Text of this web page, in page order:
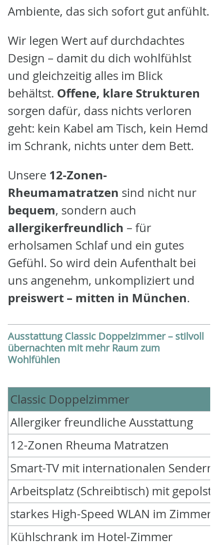
Ambiente, das sich sofort gut anfühlt.
Wir legen Wert auf durchdachtes
Design – damit du dich wohlfühlst
und gleichzeitig alles im Blick
behältst. Offene, klare Strukturen
sorgen dafür, dass nichts verloren
geht: kein Kabel am Tisch, kein Hemd
im Schrank, nichts unter dem Bett.
Unsere 12-Zonen-
Rheumamatratzen sind nicht nur
bequem, sondern auch
allergikerfreundlich – für
erholsamen Schlaf und ein gutes
Gefühl. So wird dein Aufenthalt bei
uns angenehm, unkompliziert und
preiswert – mitten in München.
Ausstattung Classic Doppelzimmer – stilvoll
übernachten mit mehr Raum zum
Wohlfühlen
Classic Doppelzimmer
Allergiker freundliche Ausstattung
12-Zonen Rheuma Matratzen
Smart-TV mit internationalen Sendern
Arbeitsplatz (Schreibtisch) mit
starkes High-Speed WLAN im Zimmer
Kühlschrank im Hotel-Zimmer